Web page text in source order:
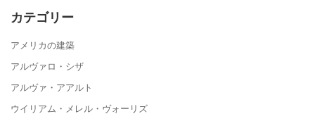
カテゴリー
アメリカの建築
アルヴァロ・シザ
アルヴァ・アアルト
ウイリアム・メレル・ヴォーリズ